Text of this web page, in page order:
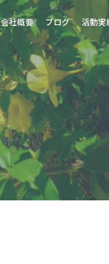
会社概要 ブログ 活動実